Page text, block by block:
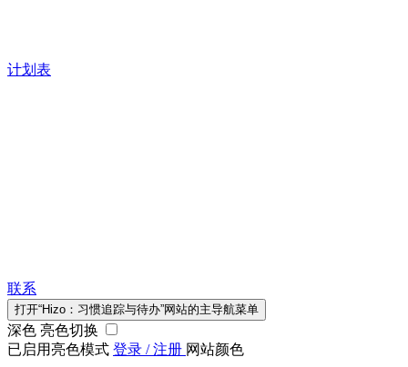
计划表
联系
打开“Hizo：习惯追踪与待办”网站的主导航菜单
深色 亮色切换
已启用亮色模式 登录 / 注册 网站颜色